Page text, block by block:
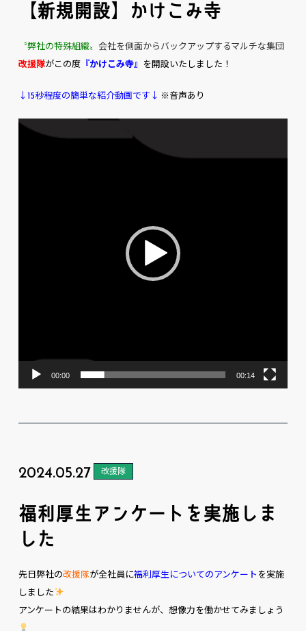
【新規開設】かけこみ寺
〝弊社の特殊組織〟 会社を側面からバックアップするマルチな集団
改援隊がこの度『かけこみ寺』 を開設いたしました！
↓15秒程度の簡単な紹介動画です↓ ※音声あり
動
00:00 00:14
2024.05.27 改援隊
福利厚生アンケートを実施しま
した
先日弊社の改援隊が全社員に福利厚生についてのアンケートを実施
しました
アンケートの結果はわかりませんが、想像力を働かせてみましょう